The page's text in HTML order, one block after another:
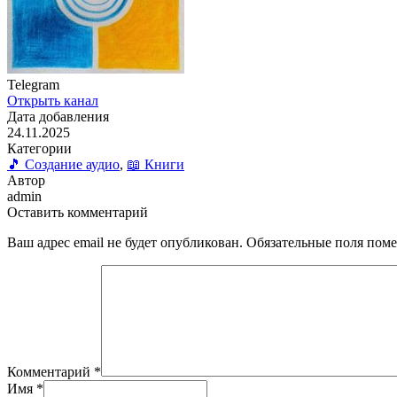
Telegram
Открыть канал
Дата добавления
24.11.2025
Категории
🎵 Создание аудио, 📖 Книги
Автор
admin
Оставить комментарий
Ваш адрес email не будет опубликован. Обязательные поля
Комментарий *
Имя *